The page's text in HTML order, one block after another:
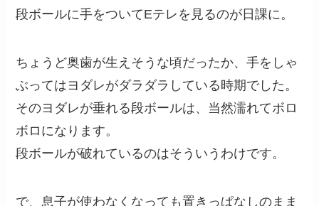
段ボールに手をついてEテレを見るのが日課に。
ちょうど奥歯が生えそうな頃だったか、手をしゃ
ぶってはヨダレがダラダラしている時期でした。
そのヨダレが垂れる段ボールは、当然濡れてボロ
ボロになります。
段ボールが破れているのはそういうわけです。
で、息子が使わなくなっても置きっぱなしのまま